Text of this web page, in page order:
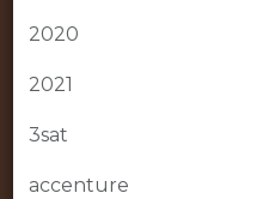
2020
2021
3sat
accenture